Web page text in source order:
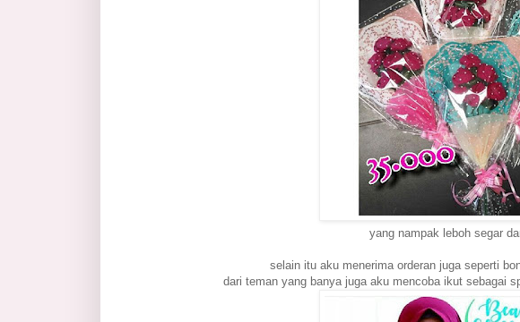
yang nampak leboh segar
selain itu aku menerima orderan juga seperti
dari teman yang banya juga aku mencoba ikut sebagai